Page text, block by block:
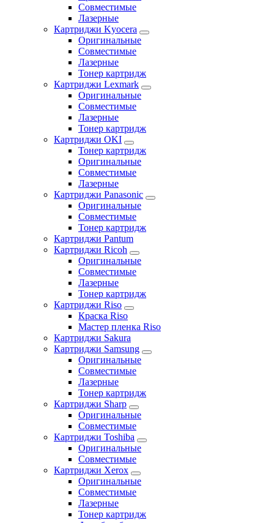
Совместимые
Лазерные
Картриджи Kyocera
Оригинальные
Совместимые
Лазерные
Тонер картридж
Картриджи Lexmark
Оригинальные
Совместимые
Лазерные
Тонер картридж
Картриджи OKI
Тонер картридж
Оригинальные
Совместимые
Лазерные
Картриджи Panasonic
Оригинальные
Совместимые
Тонер картридж
Картриджи Pantum
Картриджи Ricoh
Оригинальные
Совместимые
Лазерные
Тонер картридж
Картриджи Riso
Краска Riso
Мастер пленка Riso
Картриджи Sakura
Картриджи Samsung
Оригинальные
Совместимые
Лазерные
Тонер картридж
Картриджи Sharp
Оригинальные
Совместимые
Картриджи Toshiba
Оригинальные
Совместимые
Картриджи Xerox
Оригинальные
Совместимые
Лазерные
Тонер картридж